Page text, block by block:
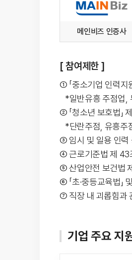
메인비즈 인증사
[ 참여제한 ]
① 「중소기업 인력지
*일반유흥 주점업,
② 「청소년 보호법」
*단란주점, 유흥주
③ 임시 및 일용 인력
④ 근로기준법 제 43
⑤ 산업안전 보건법
⑥ 「초·중등교육법」
⑦ 직장 내 괴롭힘과
기업 주요 지